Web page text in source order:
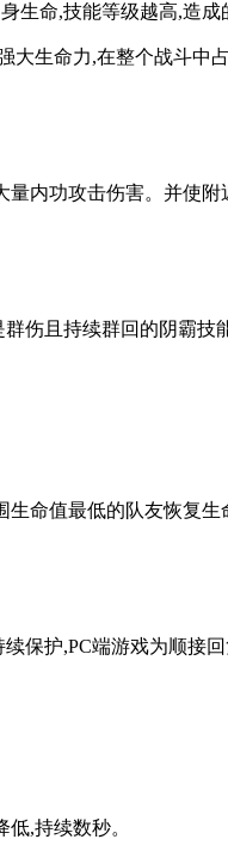
生命,技能等级越高,造
生命力,在整个战斗中占
内功攻击伤害。并使附
伤且持续群回的阴霸
命值最低的队友恢复生
保护,PC端游戏为顺接
,持续数秒。